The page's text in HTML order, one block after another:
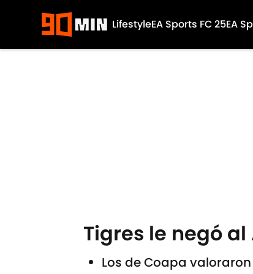
LifestyleEA Sports FC 25EA
Tigres le negó
Los de Coapa